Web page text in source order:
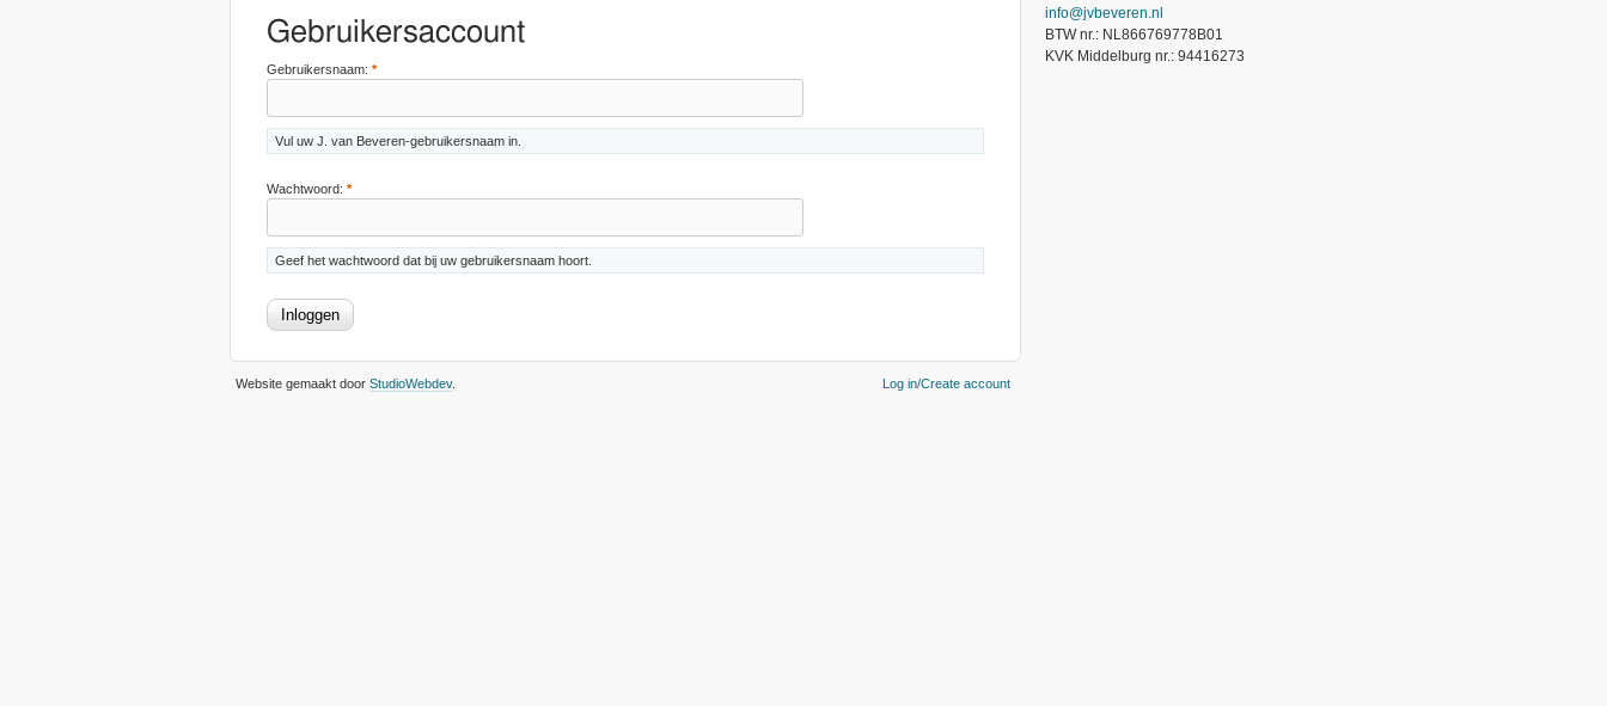
Gebruikersaccount
Gebruikersnaam: *
Vul uw J. van Beveren-gebruikersnaam in.
Wachtwoord: *
Geef het wachtwoord dat bij uw gebruikersnaam hoort.
Website gemaakt door StudioWebdev. ACCOUNT MENU
Log in/Create account
info@jvbeveren.nl
BTW nr.: NL866769778B01
KVK Middelburg nr.: 94416273